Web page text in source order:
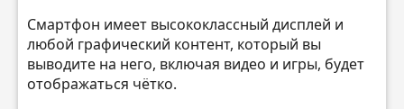
Смартфон имеет высококлассный дисплей и
любой графический контент, который вы
выводите на него, включая видео и игры, будет
отображаться чётко.